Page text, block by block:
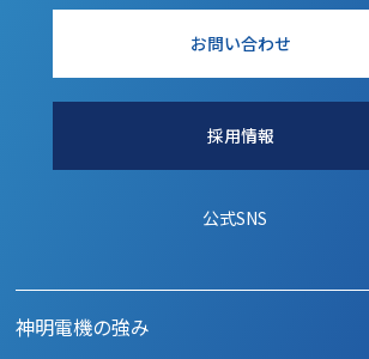
お問い合わせ
採用情報
公式SNS
神明電機の強み